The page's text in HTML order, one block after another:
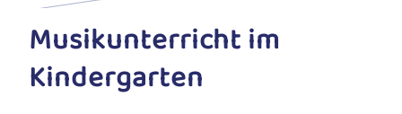
Musikunterricht im
Kindergarten